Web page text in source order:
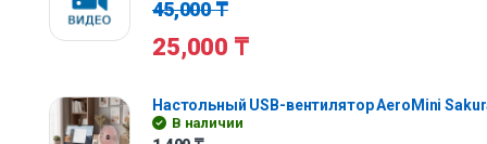
45,000₸
25,000 ₸
Настольный USB-вентилятор AeroMini
В наличии